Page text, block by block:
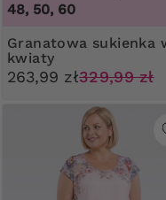
48, 50, 60
Granatowa sukienka w
kwiaty
263,99 zł329,99 zł